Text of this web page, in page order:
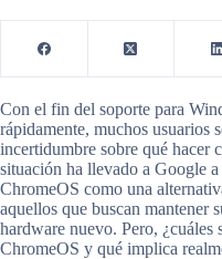
Con el fin del soporte para
rápidamente, muchos usuarios
incertidumbre sobre qué hacer
situación ha llevado a Google
ChromeOS como una
aquellos que buscan mantener
hardware nuevo. Pero, ¿cuáles
ChromeOS y qué implica